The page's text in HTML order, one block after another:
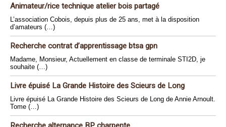
Animateur/rice technique atelier bois partagé
L’association Cobois, depuis plus de 25 ans, met à la disposition
d’amateurs (…)
Recherche contrat d’apprentissage btsa gpn
Madame, Monsieur, Actuellement en classe de terminale STI2D, je
souhaite (…)
Livre épuisé La Grande Histoire des Scieurs de Long
Livre épuisé La Grande Histoire des Scieurs de Long de Annie Arnoult.
Tome (…)